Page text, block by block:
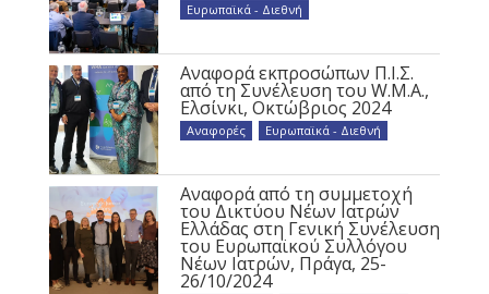
Ευρωπαϊκά - Διεθνή
Αναφορά εκπροσώπων Π.Ι.Σ.
από τη Συνέλευση του W.M.A.,
Ελσίνκι, Οκτώβριος 2024
Αναφορές Ευρωπαϊκά - Διεθνή
Αναφορά από τη συμμετοχή
του Δικτύου Νέων Ιατρών
Ελλάδας στη Γενική Συνέλευση
του Ευρωπαϊκού Συλλόγου
Νέων Ιατρών, Πράγα, 25-
26/10/2024